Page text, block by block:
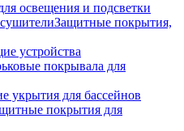
освещения и подсветки
Защитные покрытия,
устройства
покрывала для
укрытия для бассейнов
покрытия для